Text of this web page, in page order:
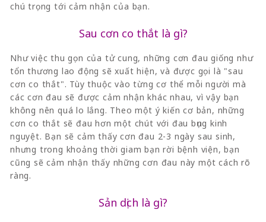
chú trọng tới cảm nhận của bạn.
Sau cơn co thắt là gì?
Như việc thu gọn của tử cung, những cơn đau giống như
tổn thương lao động sẽ xuất hiện, và được gọi là "sau
cơn co thắt". Tùy thuộc vào từng cơ thể mỗi người mà
các cơn đau sẽ được cảm nhận khác nhau, vì vậy bạn
không nên quá lo lắng. Theo một ý kiến cơ bản, những
cơn co thắt sẽ đau hơn một chút với đau bụng kinh
nguyệt. Bạn sẽ cảm thấy cơn đau 2-3 ngày sau sinh,
nhưng trong khoảng thời giam bạn rời bệnh viện, bạn
cũng sẽ cảm nhận thấy những cơn đau này một cách rõ
ràng.
Sản dịch là gì?